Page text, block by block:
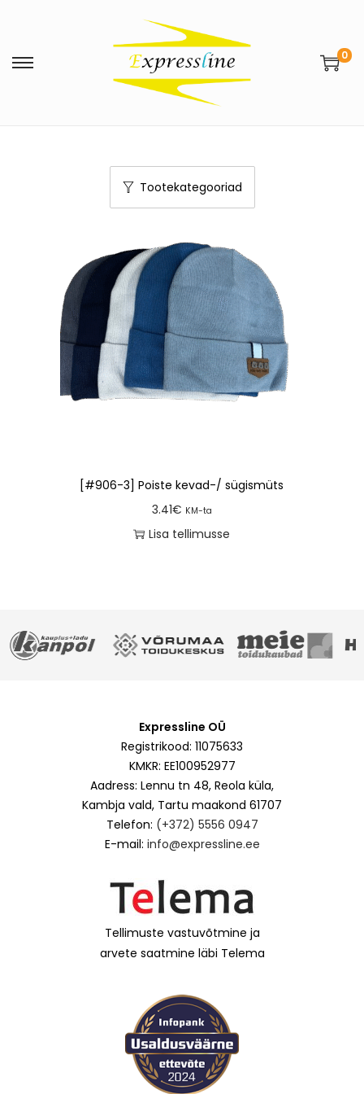
0
Tootekategooriad
[#906-3] Poiste kevad-/ sügismüts
3.41€ KM-ta
Lisa tellimusse
Expressline OÜ
Registrikood: 11075633
KMKR: EE100952977
Aadress: Lennu tn 48, Reola küla,
Kambja vald, Tartu maakond 61707
Telefon: (+372) 5556 0947
E-mail: info@expressline.ee
Tellimuste vastuvõtmine ja
arvete saatmine läbi Telema